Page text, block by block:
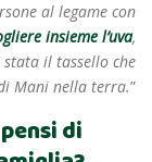
al legame con
insieme l’uva,
stata il tassello che
Mani nella terra.”
di